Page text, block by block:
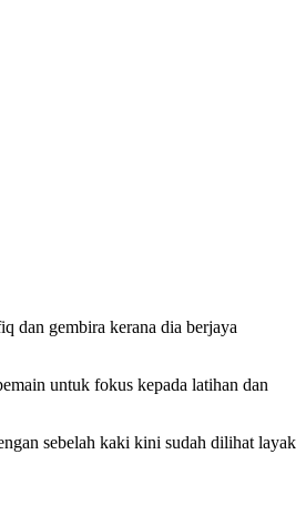
dan gembira kerana dia berjaya
untuk fokus kepada latihan dan
sebelah kaki kini sudah dilihat layak